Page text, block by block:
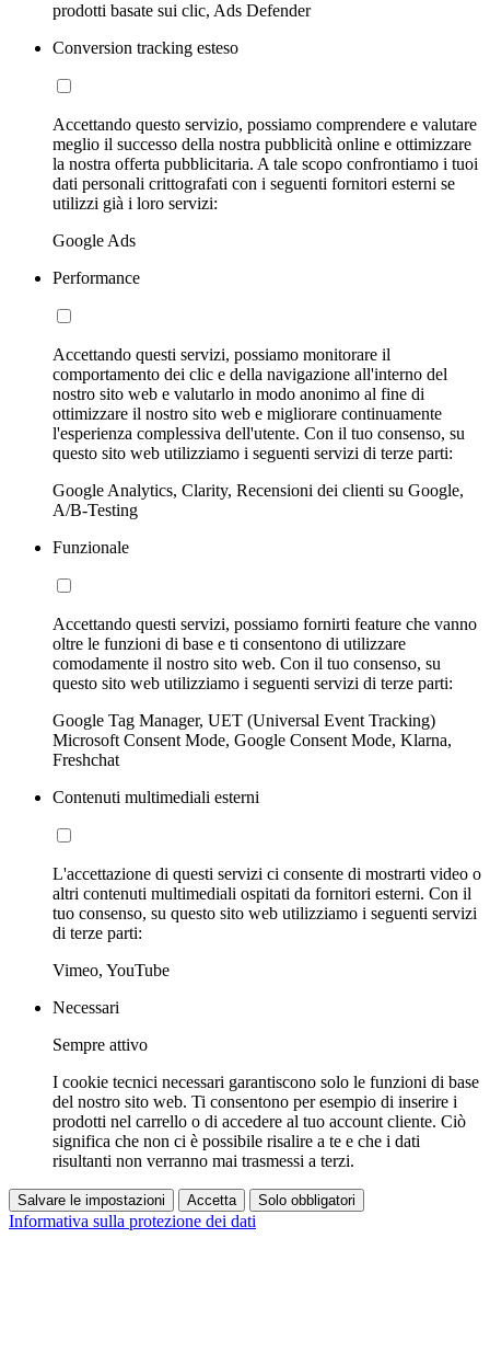
prodotti basate sui clic, Ads Defender
Conversion tracking esteso
Accettando questo servizio, possiamo comprendere e valutare
meglio il successo della nostra pubblicità online e ottimizzare
la nostra offerta pubblicitaria. A tale scopo confrontiamo i tuoi
dati personali crittografati con i seguenti fornitori esterni se
utilizzi già i loro servizi:
Google Ads
Performance
Accettando questi servizi, possiamo monitorare il
comportamento dei clic e della navigazione all'interno del
nostro sito web e valutarlo in modo anonimo al fine di
ottimizzare il nostro sito web e migliorare continuamente
l'esperienza complessiva dell'utente. Con il tuo consenso, su
questo sito web utilizziamo i seguenti servizi di terze parti:
Google Analytics, Clarity, Recensioni dei clienti su Google,
A/B-Testing
Funzionale
Accettando questi servizi, possiamo fornirti feature che vanno
oltre le funzioni di base e ti consentono di utilizzare
comodamente il nostro sito web. Con il tuo consenso, su
questo sito web utilizziamo i seguenti servizi di terze parti:
Google Tag Manager, UET (Universal Event Tracking)
Microsoft Consent Mode, Google Consent Mode, Klarna,
Freshchat
Contenuti multimediali esterni
L'accettazione di questi servizi ci consente di mostrarti video o
altri contenuti multimediali ospitati da fornitori esterni. Con il
tuo consenso, su questo sito web utilizziamo i seguenti servizi
di terze parti:
Vimeo, YouTube
Necessari
Sempre attivo
I cookie tecnici necessari garantiscono solo le funzioni di base
del nostro sito web. Ti consentono per esempio di inserire i
prodotti nel carrello o di accedere al tuo account cliente. Ciò
significa che non ci è possibile risalire a te e che i dati
risultanti non verranno mai trasmessi a terzi.
Salvare le impostazioni Accetta Solo obbligatori
Informativa sulla protezione dei dati